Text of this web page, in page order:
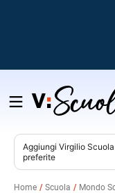
Salta
contenuto
Aggiungi Virgilio Scuola
preferite
Home Scuola Mondo